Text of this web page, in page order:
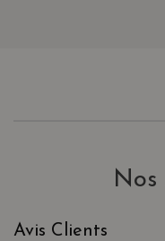
Nos
Avis Clients